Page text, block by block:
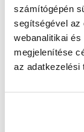
számítógépén
segítségével az
webanalitikai
megjelenítése
az adatkezelési